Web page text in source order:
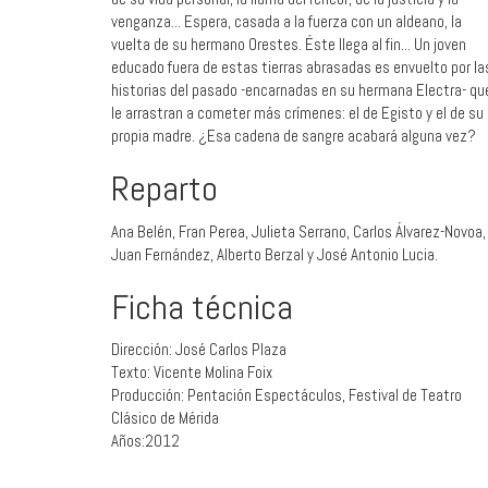
venganza... Espera, casada a la fuerza con un aldeano, la
vuelta de su hermano Orestes. Éste llega al fin... Un joven
educado fuera de estas tierras abrasadas es envuelto por
historias del pasado -encarnadas en su hermana Electra-
le arrastran a cometer más crímenes: el de Egisto y el de su
propia madre. ¿Esa cadena de sangre acabará alguna vez?
Reparto
Ana Belén, Fran Perea, Julieta Serrano, Carlos Álvarez-Novoa,
Juan Fernández, Alberto Berzal y José Antonio Lucia.
Ficha técnica
Dirección: José Carlos Plaza
Texto: Vicente Molina Foix
Producción: Pentación Espectáculos, Festival de Teatro
Clásico de Mérida
Años:2012